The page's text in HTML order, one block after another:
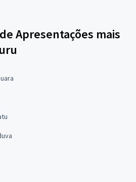
Apresentações mais